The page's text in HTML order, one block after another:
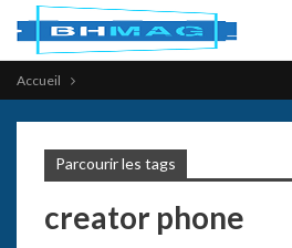
Accueil
Parcourir les tags
creator phone